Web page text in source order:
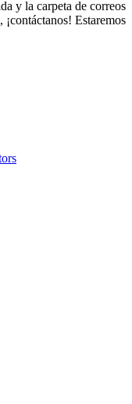
y la carpeta de correos
Estaremos